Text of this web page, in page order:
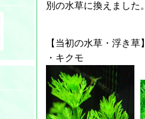
別の水草に換えました
【当初の水草・浮き草
・キク